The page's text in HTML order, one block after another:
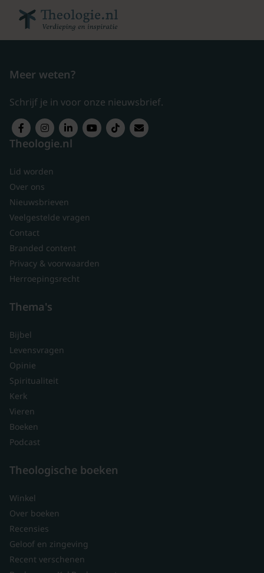
Meer weten?
Schrijf je in voor onze nieuwsbrief.
Theologie.nl
Lid worden
Over ons
Nieuwsbrieven
Veelgestelde vragen
Contact
Branded content
Privacy & voorwaarden
Herroepingsrecht
Thema's
Bijbel
Levensvragen
Opinie
Spiritualiteit
Kerk
Vieren
Boeken
Podcast
Theologische boeken
Winkel
Over boeken
Recensies
Geloof en zingeving
Recent verschenen